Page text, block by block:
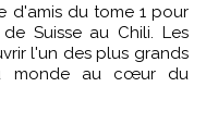
d'amis du tome 1 pour
Suisse au Chili. Les
l'un des plus grands
monde au cœur du